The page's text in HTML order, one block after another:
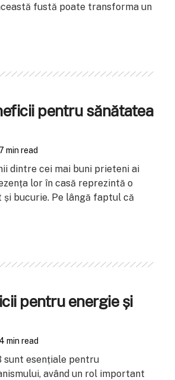
fustă poate transforma un
pentru sănătatea
7 min read
dintre cei mai buni prieteni ai
lor în casă reprezintă o
bucurie. Pe lângă faptul că
pentru energie și
4 min read
sunt esențiale pentru
având un rol important